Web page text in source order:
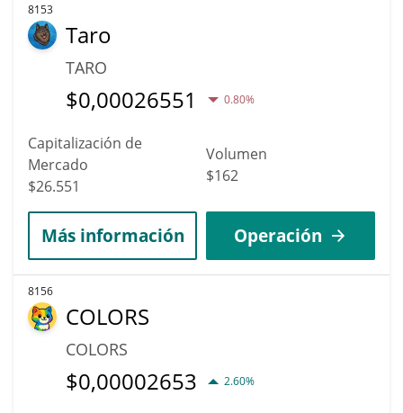
8153
Taro
TARO
$0,00026551 0.80%
Capitalización de
Mercado
$26.551
Volumen
$162
Más información Operación
8156
COLORS
COLORS
$0,00002653 2.60%